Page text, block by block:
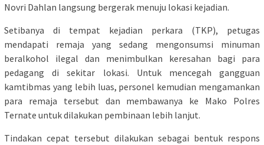
Novri Dahlan langsung bergerak menuju lokasi kejadian.
Setibanya di tempat kejadian perkara (TKP), petugas
mendapati remaja yang sedang mengonsumsi minuman
beralkohol ilegal dan menimbulkan keresahan bagi para
pedagang di sekitar lokasi. Untuk mencegah gangguan
kamtibmas yang lebih luas, personel kemudian mengamankan
para remaja tersebut dan membawanya ke Mako Polres
Ternate untuk dilakukan pembinaan lebih lanjut.
Tindakan cepat tersebut dilakukan sebagai bentuk respons